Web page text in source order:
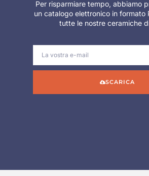
Per risparmiare tempo, abbiamo
un catalogo elettronico in formato
tutte le nostre ceramiche
SCARICA